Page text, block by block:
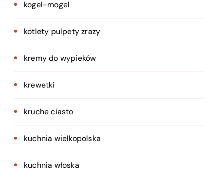
kogel-mogel
kotlety pulpety zrazy
kremy do wypieków
krewetki
kruche ciasto
kuchnia wielkopolska
kuchnia włoska